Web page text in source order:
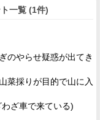
一覧 (1件)
のやらせ疑惑が出てき
菜採りが目的で山に入
ざ車で来ている)